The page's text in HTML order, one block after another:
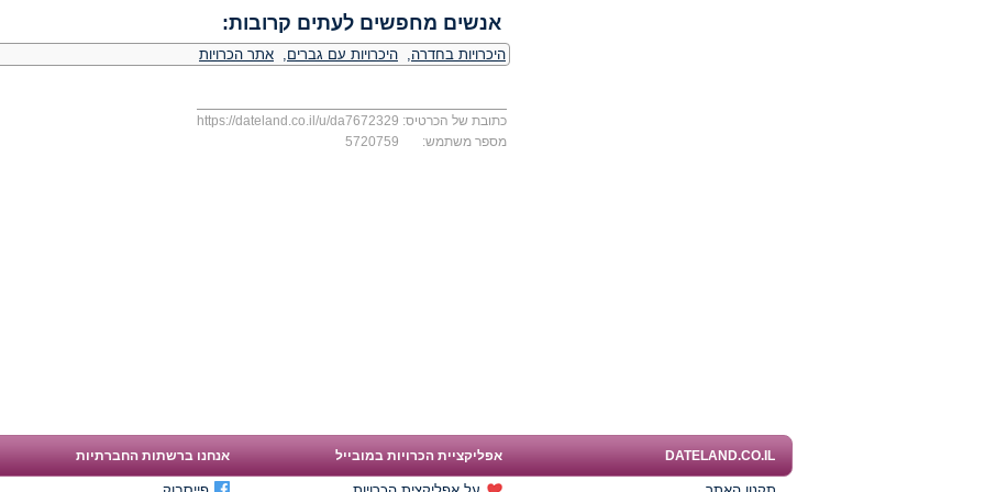
אנשים מחפשים לעתים קרובות:
היכרויות בחדרה, היכרויות עם גברים, אתר הכרויות
כתובת של הכרטיס: https://dateland.co.il/u/da7672329
מספר משתמש:
5720759
DATELAND.CO.IL אפליקציית הכרויות במובייל אנחנו ברשתות החברתיות